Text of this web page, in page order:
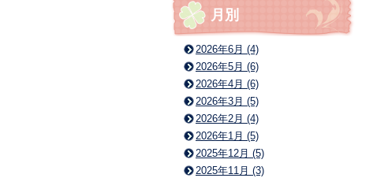
月別
2026年6月 (4)
2026年5月 (6)
2026年4月 (6)
2026年3月 (5)
2026年2月 (4)
2026年1月 (5)
2025年12月 (5)
2025年11月 (3)